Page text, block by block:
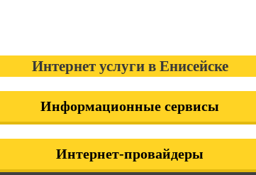
Интернет услуги в Енисейске
Информационные сервисы
Интернет-провайдеры